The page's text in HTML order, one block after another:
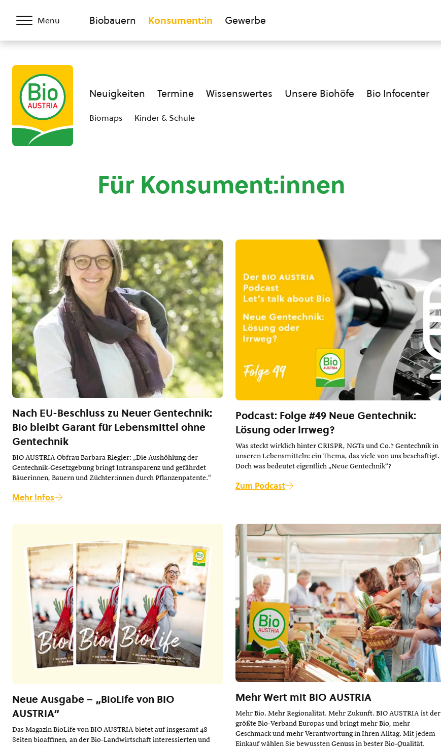
Menü Biobauern Konsument:in Gewerbe
Neuigkeiten Termine Wissenswertes Unsere Biohöfe Bio Infocenter
Biomaps Kinder & Schule
Für Konsument:innen
Nach EU-Beschluss zu Neuer Gentechnik:
Bio bleibt Garant für Lebensmittel ohne
Gentechnik
BIO AUSTRIA Obfrau Barbara Riegler: „Die Aushöhlung der
Gentechnik-Gesetzgebung bringt Intransparenz und gefährdet
Bäuerinnen, Bauern und Züchter:innen durch Pflanzenpatente.“
Mehr Infos
Podcast: Folge #49 Neue Gentechnik:
Lösung oder Irrweg?
Was steckt wirklich hinter CRISPR, NGTs und Co.? Gentechnik in
unseren Lebensmitteln: ein Thema, das viele von uns beschäftigt.
Doch was bedeutet eigentlich „Neue Gentechnik“?
Zum Podcast
Neue Ausgabe – „BioLife von BIO
AUSTRIA“
Das Magazin BioLife von BIO AUSTRIA bietet auf insgesamt 48
Seiten bioaffinen, an der Bio-Landwirtschaft interessierten und
Mehr Wert mit BIO AUSTRIA
Mehr Bio. Mehr Regionalität. Mehr Zukunft. BIO AUSTRIA ist der
größte Bio-Verband Europas und bringt mehr Bio, mehr
Geschmack und mehr Verantwortung in Ihren Alltag. Mit jedem
Einkauf wählen Sie bewussten Genuss in bester Bio-Qualität.